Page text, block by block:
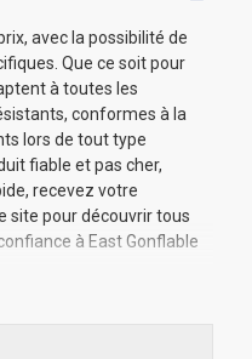
avec la possibilité de
Que ce soit pour
à toutes les
conformes à la
lors de tout type
fiable et pas cher,
recevez votre
site pour découvrir tous
à East Gonflable